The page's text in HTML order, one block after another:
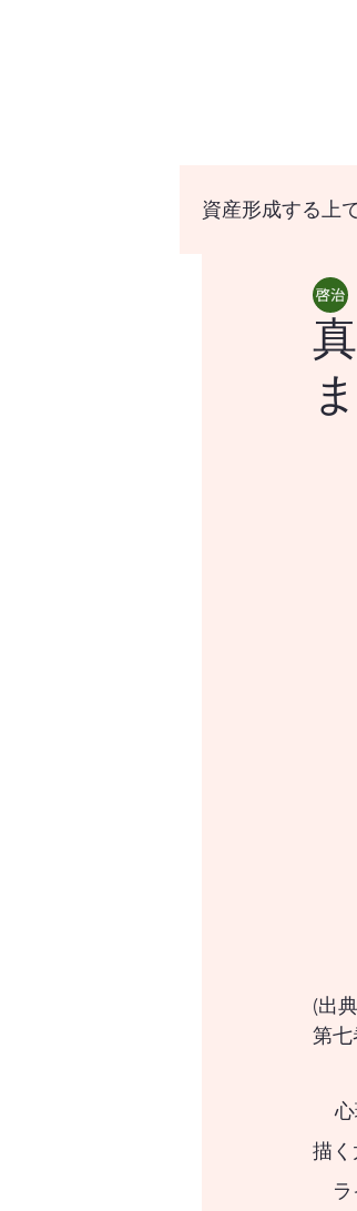
資産形成する上
資産形成
はじめて
(出
第七
    心理学者ユングは、人生を一日の太陽の動きにならって、人生を水平線から昇り、軌道を
描く
ラ